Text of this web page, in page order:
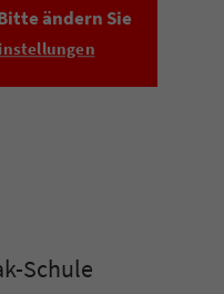
ändern Sie
Schule